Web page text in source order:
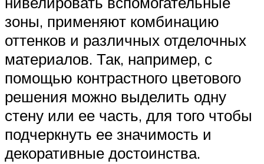
зоны, применяют комбинацию
оттенков и различных отделочных
материалов. Так, например, с
помощью контрастного цветового
решения можно выделить одну
стену или ее часть, для того чтобы
подчеркнуть ее значимость и
декоративные достоинства.